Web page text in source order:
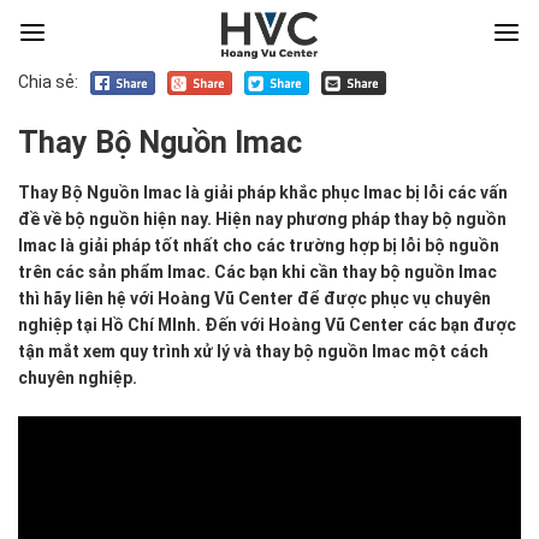
Chia sẻ:
Thay Bộ Nguồn Imac
Thay
Bộ
Nguồn
Imac
là
giải
pháp
khắc
Thay Bộ Nguồn Imac là giải pháp khắc phục Imac bị lỗi các vấn
đề về bộ nguồn hiện nay. Hiện nay phương pháp thay bộ nguồn
Imac là giải pháp tốt nhất cho các trường hợp bị lỗi bộ nguồn
trên các sản phẩm Imac. Các bạn khi cần thay bộ nguồn Imac
thì hãy liên hệ với Hoàng Vũ Center để được phục vụ chuyên
nghiệp tại Hồ Chí MInh. Đến với Hoàng Vũ Center các bạn được
tận mắt xem quy trình xử lý và thay bộ nguồn Imac một cách
chuyên nghiệp.